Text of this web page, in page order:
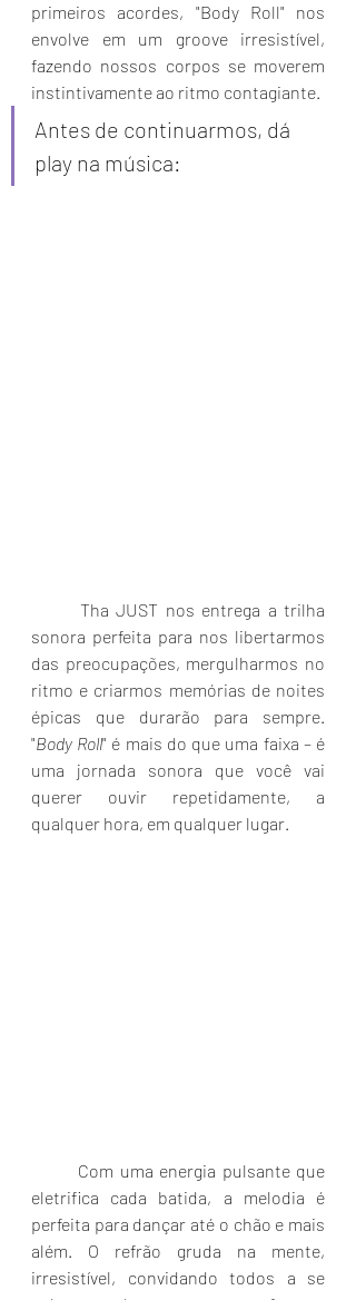
primeiros acordes, "Body Roll" nos
envolve em um groove irresistível,
fazendo nossos corpos se moverem
instintivamente ao ritmo contagiante.
Antes de continuarmos, dá
play na música:
sonora perfeita para nos libertarmos
das preocupações, mergulharmos no
ritmo e criarmos memórias de noites
épicas que durarão para sempre.
"Body Roll" é mais do que uma faixa – é
uma jornada sonora que você vai
querer ouvir repetidamente, a
qualquer hora, em qualquer lugar.
Com uma energia pulsante que
eletrifica cada batida, a melodia é
perfeita para dançar até o chão e mais
além. O refrão gruda na mente,
irresistível, convidando todos a se